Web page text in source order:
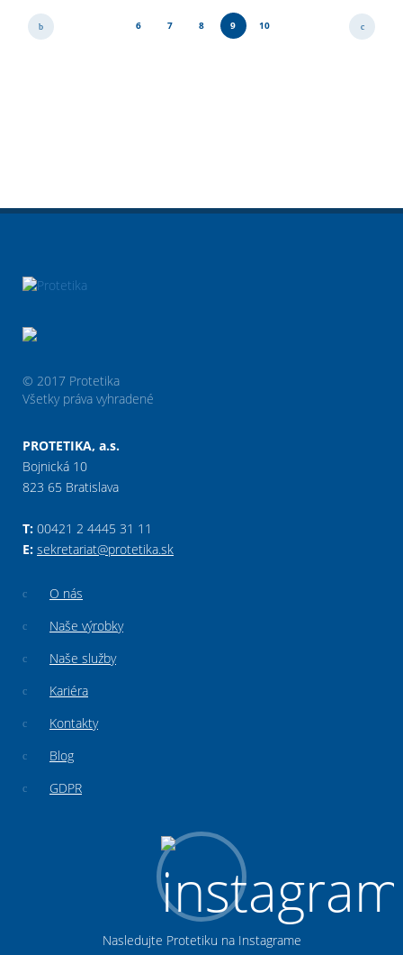
6 7 8 9 10
© 2017 Protetika
Všetky práva vyhradené
PROTETIKA, a.s.
Bojnická 10
823 65 Bratislava
T: 00421 2 4445 31 11
E: sekretariat@protetika.sk
O nás
Naše výrobky
Naše služby
Kariéra
Kontakty
Blog
GDPR
Nasledujte Protetiku na Instagrame